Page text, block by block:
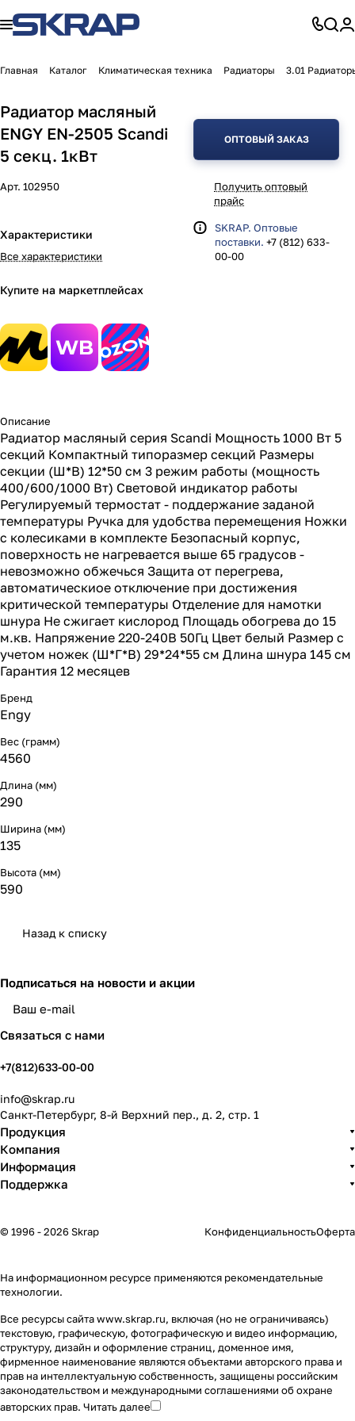
Главная Каталог Климатическая техника Радиаторы 3.01
Радиатор масляный
ENGY EN-2505 Scandi
5 секц. 1кВт
Арт. 102950
Характеристики
Все характеристики
Купите на маркетплейсах
ОПТОВЫЙ ЗАКАЗ
Получить оптовый
прайс
SKRAP. Оптовые
поставки. +7 (812) 633-
00-00
Описание
Радиатор масляный серия Scandi Мощность 1000 Вт 5
секций Компактный типоразмер секций Размеры
секции (Ш*В) 12*50 см 3 режим работы (мощность
400/600/1000 Вт) Световой индикатор работы
Регулируемый термостат - поддержание заданой
температуры Ручка для удобства перемещения Ножки
с колесиками в комплекте Безопасный корпус,
поверхность не нагревается выше 65 градусов -
невозможно обжечься Защита от перегрева,
автоматическиое отключение при достижения
критической температуры Отделение для намотки
шнура Не сжигает кислород Площадь обогрева до 15
м.кв. Напряжение 220-240В 50Гц Цвет белый Размер с
учетом ножек (Ш*Г*В) 29*24*55 см Длина шнура 145 см
Гарантия 12 месяцев
Бренд
Engy
Вес (грамм)
4560
Длина (мм)
290
Ширина (мм)
135
Высота (мм)
590
Назад к списку
Подписаться на новости и акции
Связаться с нами
+7(812)633-00-00
info@skrap.ru
Санкт-Петербург, 8-й Верхний пер., д. 2, стр. 1
Продукция
Компания
Информация
Поддержка
© 1996 - 2026 Skrap КонфиденциальностьОферта
На информационном ресурсе применяются рекомендательные
технологии.
Все ресурсы сайта www.skrap.ru, включая (но не ограничиваясь)
текстовую, графическую, фотографическую и видео информацию,
структуру, дизайн и оформление страниц, доменное имя,
фирменное наименование являются объектами авторского права и
прав на интеллектуальную собственность, защищены российским
законодательством и международными соглашениями об охране
авторских прав. Читать далее